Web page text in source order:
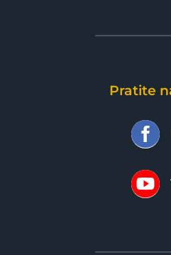
Pratite

